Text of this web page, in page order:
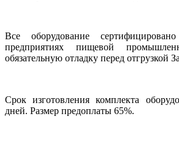
Все оборудование
предприятиях пищевой
обязательную отладку перед отгрузкой
Срок изготовления комплекта
дней. Размер предоплаты 65%.